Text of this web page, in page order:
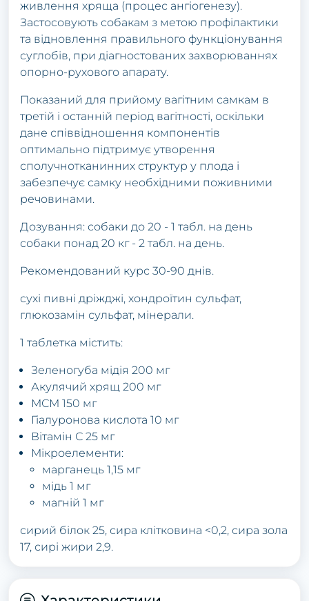
живлення хряща (процес ангіогенезу).
Застосовують собакам з метою профілактики
та відновлення правильного функціонування
суглобів, при діагностованих захворюваннях
опорно-рухового апарату.
Показаний для прийому вагітним самкам в
третій і останній період вагітності, оскільки
дане співвідношення компонентів
оптимально підтримує утворення
сполучнотканинних структур у плода і
забезпечує самку необхідними поживними
речовинами.
Дозування: собаки до 20 - 1 табл. на день
собаки понад 20 кг - 2 табл. на день.
Рекомендований курс 30-90 днів.
сухі пивні дріжджі, хондроїтин сульфат,
глюкозамін сульфат, мінерали.
1 таблетка містить:
Зеленогуба мідія 200 мг
Акулячий хрящ 200 мг
МСМ 150 мг
Гіалуронова кислота 10 мг
Вітамін С 25 мг
Мікроелементи:
марганець 1,15 мг
мідь 1 мг
магній 1 мг
сирий білок 25, сира клітковина <0,2, сира зола
17, сирі жири 2,9.